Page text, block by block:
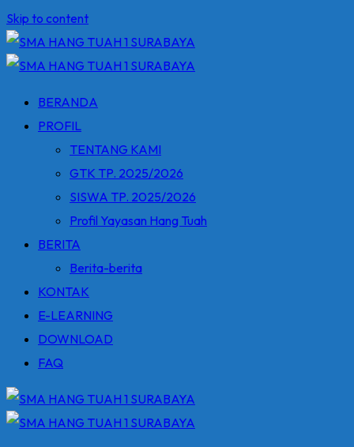
Skip to content
BERANDA
PROFIL
TENTANG KAMI
GTK TP. 2025/2026
SISWA TP. 2025/2026
Profil Yayasan Hang Tuah
BERITA
Berita-berita
KONTAK
E-LEARNING
DOWNLOAD
FAQ